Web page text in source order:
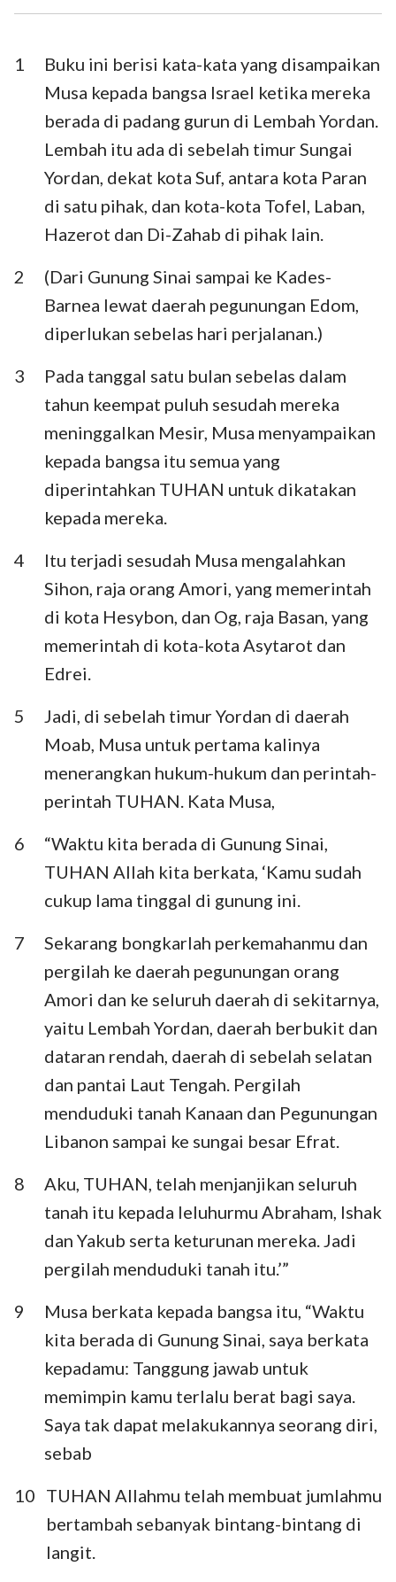
Ezra Nehemia
Ester Ayub
Mazmur Amsal
Yesaya Yeremia
Ratapan Yehezkiel
Yoel Amos
Obaja Yunus
Mikha Nahum
Habakuk Zefanya
Maleakhi
1
Buku ini berisi kata-kata yang disampaikan
Musa kepada bangsa Israel ketika mereka
berada di padang gurun di Lembah Yordan.
Lembah itu ada di sebelah timur Sungai
Yordan, dekat kota Suf, antara kota Paran
di satu pihak, dan kota-kota Tofel, Laban,
Hazerot dan Di-Zahab di pihak lain.
2
(Dari Gunung Sinai sampai ke Kades-
Barnea lewat daerah pegunungan Edom,
diperlukan sebelas hari perjalanan.)
3
Pada tanggal satu bulan sebelas dalam
tahun keempat puluh sesudah mereka
meninggalkan Mesir, Musa menyampaikan
kepada bangsa itu semua yang
diperintahkan TUHAN untuk dikatakan
kepada mereka.
4
Itu terjadi sesudah Musa mengalahkan
Sihon, raja orang Amori, yang memerintah
di kota Hesybon, dan Og, raja Basan, yang
memerintah di kota-kota Asytarot dan
Edrei.
5
Jadi, di sebelah timur Yordan di daerah
Moab, Musa untuk pertama kalinya
menerangkan hukum-hukum dan perintah-
perintah TUHAN. Kata Musa,
6
“Waktu kita berada di Gunung Sinai,
TUHAN Allah kita berkata, ‘Kamu sudah
cukup lama tinggal di gunung ini.
7
Sekarang bongkarlah perkemahanmu dan
pergilah ke daerah pegunungan orang
Amori dan ke seluruh daerah di sekitarnya,
yaitu Lembah Yordan, daerah berbukit dan
dataran rendah, daerah di sebelah selatan
dan pantai Laut Tengah. Pergilah
menduduki tanah Kanaan dan Pegunungan
Libanon sampai ke sungai besar Efrat.
8
Aku, TUHAN, telah menjanjikan seluruh
tanah itu kepada leluhurmu Abraham, Ishak
dan Yakub serta keturunan mereka. Jadi
pergilah menduduki tanah itu.’”
9
Musa berkata kepada bangsa itu, “Waktu
kita berada di Gunung Sinai, saya berkata
kepadamu: Tanggung jawab untuk
memimpin kamu terlalu berat bagi saya.
Saya tak dapat melakukannya seorang diri,
sebab
10 TUHAN Allahmu telah membuat jumlahmu
bertambah sebanyak bintang-bintang di
langit.